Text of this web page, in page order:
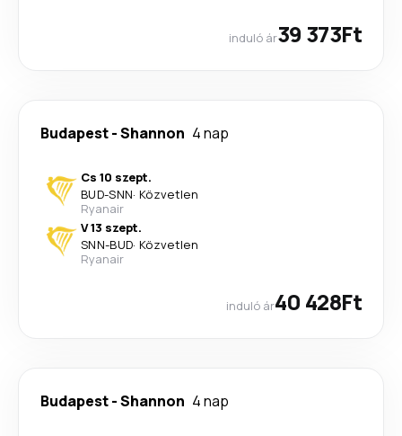
induló ár39 373Ft
Budapest-Shannon 4 nap
Cs 10 szept.
BUD-SNN· Közvetlen
Ryanair
V 13 szept.
SNN-BUD· Közvetlen
Ryanair
induló ár40 428Ft
Budapest-Shannon 4 nap